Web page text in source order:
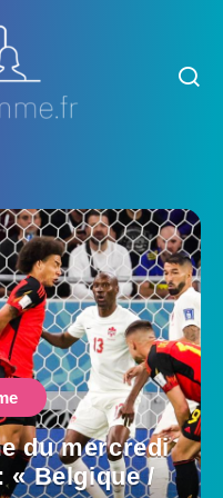
du mercredi
« Belgique /